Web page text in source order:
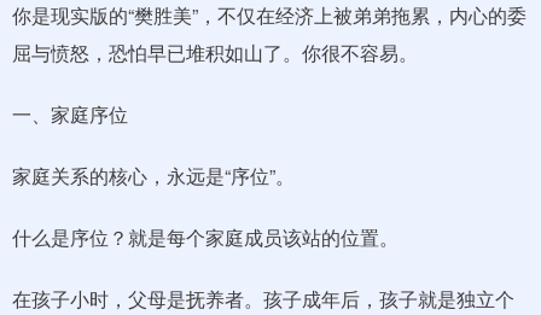
你是现实版的“樊胜美”，不仅在经济上被弟弟拖累，内心的委
屈与愤怒，恐怕早已堆积如山了。你很不容易。
一、家庭序位
家庭关系的核心，永远是“序位”。
什么是序位？就是每个家庭成员该站的位置。
在孩子小时，父母是抚养者。孩子成年后，孩子就是独立个